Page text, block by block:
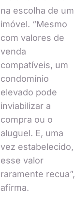
na escolha de um
imóvel. “Mesmo
com valores de
venda
compatíveis, um
condomínio
elevado pode
inviabilizar a
compra ou o
aluguel. E, uma
vez estabelecido,
esse valor
raramente recua”,
afirma.